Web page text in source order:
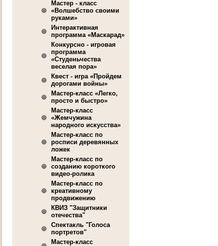
Мастер - класс
«Волшебство своими
руками»
Интерактивная
программа «Маскарад»
Конкурсно - игровая
программа
«Студеньчества
веселая пора»
Квест - игра «Пройдем
дорогами войны»
Мастер-класс «Легко,
просто и быстро»
Мастер-класс
«Жемчужина
народного искусства»
Мастер-класс по
росписи деревянных
ложек
Мастер-класс по
созданию короткого
видео-ролика
Мастер-класс по
креативному
продвижению
КВИЗ "Защитники
отечества"
Спектакль "Голоса
портретов"
Мастер-класс